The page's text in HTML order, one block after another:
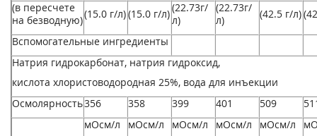
(в пересчете
на безводную)(15.0 г/л)(15.0 г/л)(22.73г/
л)
(22.73г/
л)
(42.5 г/л)
Вспомогательные ингредиенты
Натрия гидрокарбонат, натрия гидроксид,
кислота хлористоводородная 25%, вода для инъекции
Осмолярность356 358 399 401 509
мОсм/л
мОсм/л мОсм/л мОсм/л мОсм/л